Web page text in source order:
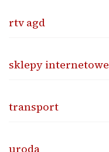
rtv agd
sklepy internetowe
transport
uroda